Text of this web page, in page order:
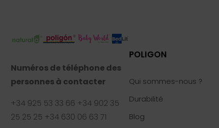
Numéros de téléphone des
personnes à contacter
+34 925 53 33 66 +34 902 35
25 25 25 +34 630 06 63 71
POLIGON
Qui sommes-nous ?
Durabilité
Blog